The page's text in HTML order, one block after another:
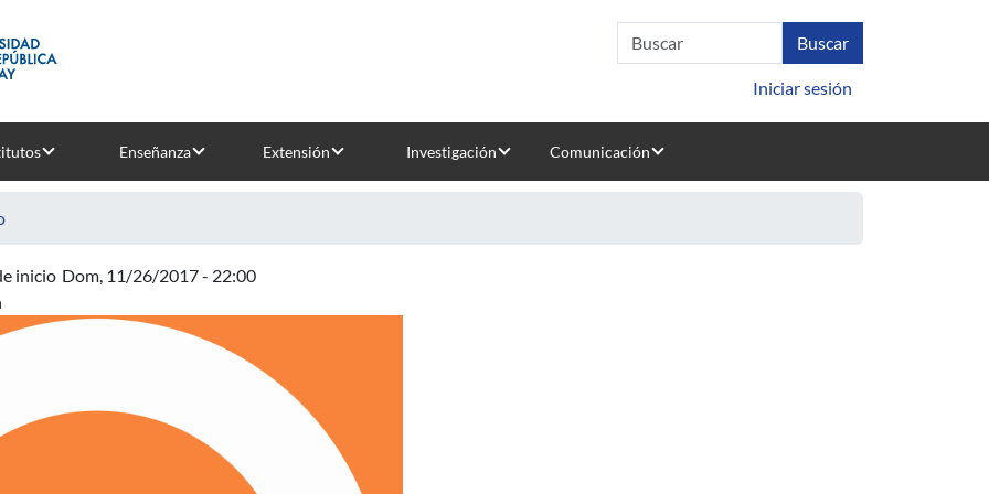
Iniciar sesión
Enseñanza Extensión Investigación Comunicación
inicio Dom, 11/26/2017 - 22:00